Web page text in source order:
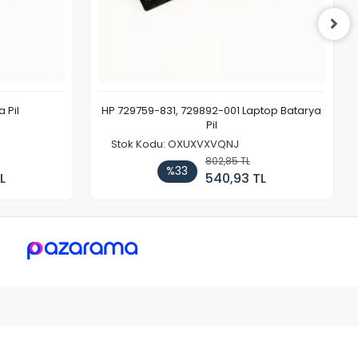
Pil
HP 729759-831, 729892-001 Laptop Batarya
Pil
Stok Kodu: OXUXVXVQNJ
%33
802,85 TL
540,93 TL